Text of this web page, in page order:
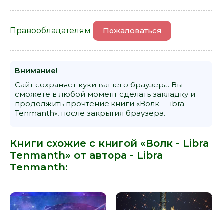
Правообладателям Пожаловаться
Внимание!
Сайт сохраняет куки вашего браузера. Вы
сможете в любой момент сделать закладку и
продолжить прочтение книги «Волк - Libra
Tenmanth», после закрытия браузера.
Книги схожие с книгой «Волк - Libra
Tenmanth» от автора - Libra
Tenmanth: